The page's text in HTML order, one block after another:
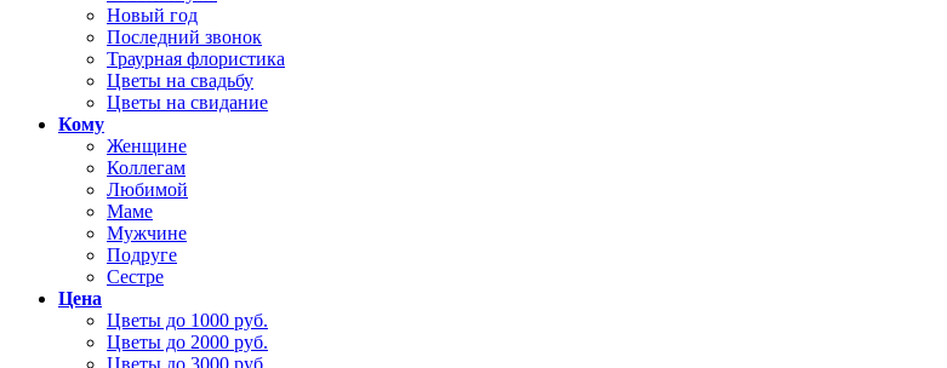
Новый год
Последний звонок
Траурная флористика
Цветы на свадьбу
Цветы на свидание
Кому
Женщине
Коллегам
Любимой
Маме
Мужчине
Подруге
Сестре
Цена
Цветы до 1000 руб.
Цветы до 2000 руб.
Цветы до 3000 руб.